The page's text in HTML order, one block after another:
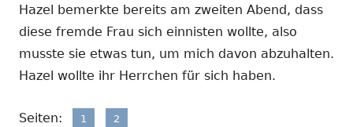
Hazel bemerkte bereits am zweiten Abend, dass
diese fremde Frau sich einnisten wollte, also
musste sie etwas tun, um mich davon abzuhalten.
Hazel wollte ihr Herrchen für sich haben.
Seiten: Seite
1 ,
Seite
2